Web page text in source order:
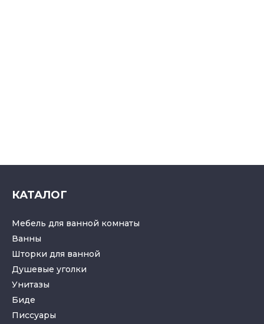
КАТАЛОГ
Мебель для ванной комнаты
Ванны
Шторки для ванной
Душевые уголки
Унитазы
Биде
Писсуары